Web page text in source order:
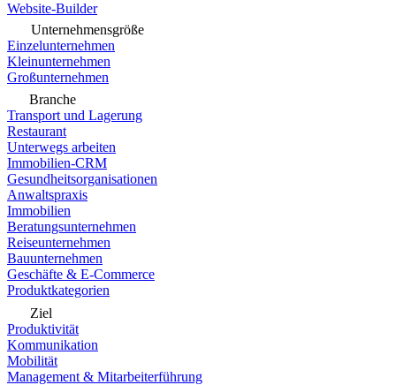
Website-Builder
Unternehmensgröße
Einzelunternehmen
Kleinunternehmen
Großunternehmen
Branche
Transport und Lagerung
Restaurant
Unterwegs arbeiten
Immobilien-CRM
Gesundheitsorganisationen
Anwaltspraxis
Immobilien
Beratungsunternehmen
Reiseunternehmen
Bauunternehmen
Geschäfte & E-Commerce
Produktkategorien
Ziel
Produktivität
Kommunikation
Mobilität
Management & Mitarbeiterführung